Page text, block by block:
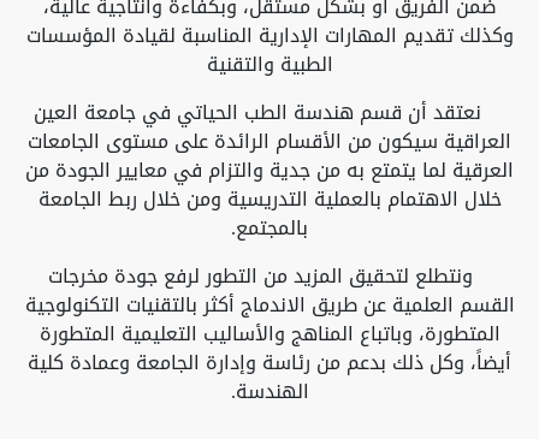
وكذلك تقديم المهارات الإدارية المناسبة لقيادة المؤسسات
الطبية والتقنية
نعتقد أن قسم هندسة الطب الحياتي في جامعة العين
العراقية سيكون من الأقسام الرائدة على مستوى الجامعات
العرقية لما يتمتع به من جدية والتزام في معايير الجودة من
خلال الاهتمام بالعملية التدريسية ومن خلال ربط الجامعة
بالمجتمع.
ونتطلع لتحقيق المزيد من التطور لرفع جودة مخرجات
القسم العلمية عن طريق الاندماج أكثر بالتقنيات التكنولوجية
المتطورة، وباتباع المناهج والأساليب التعليمية المتطورة
أيضاً، وكل ذلك بدعم من رئاسة وإدارة الجامعة وعمادة كلية
الهندسة.